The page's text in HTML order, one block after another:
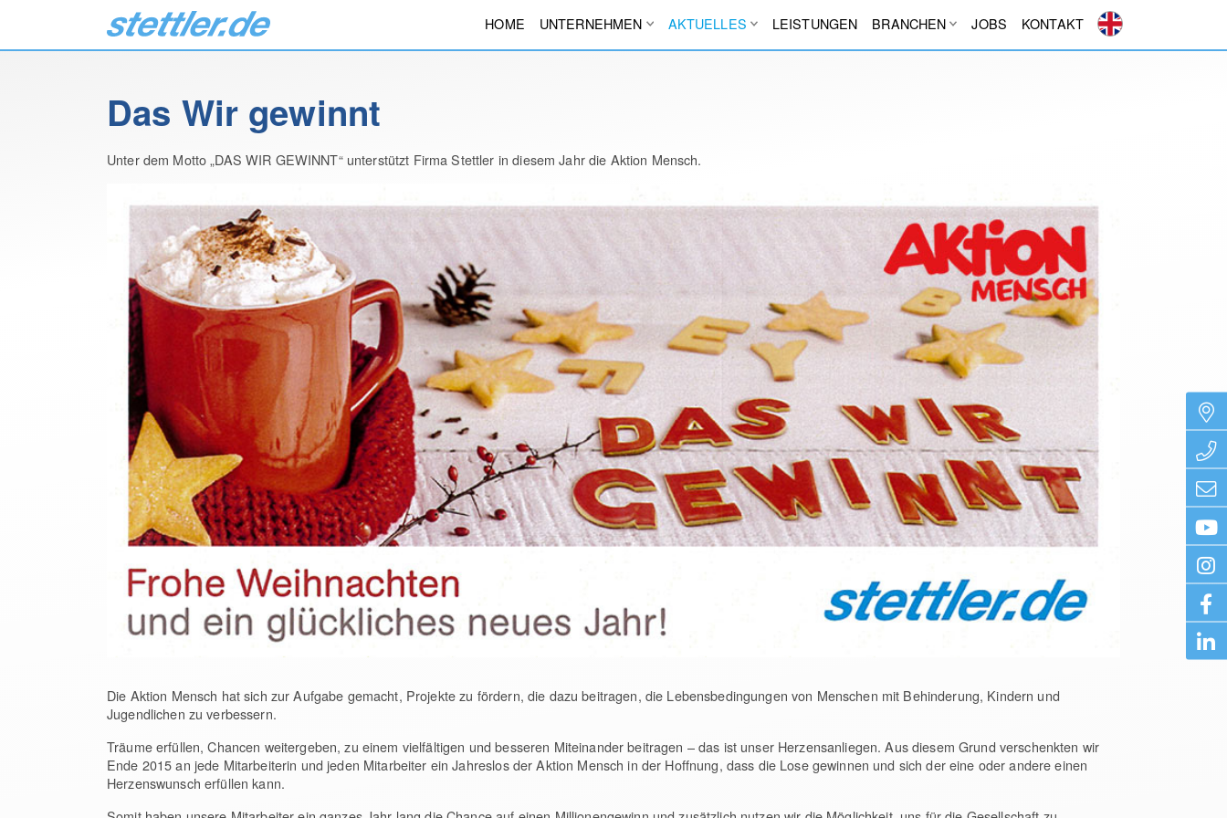
HOME UNTERNEHMEN AKTUELLES LEISTUNGEN BRANCHEN JOBS KONTAKT
Das Wir gewinnt
Unter dem Motto „DAS WIR GEWINNT“ unterstützt Firma Stettler in diesem Jahr die Aktion Mensch.
Die Aktion Mensch hat sich zur Aufgabe gemacht, Projekte zu fördern, die dazu beitragen, die Lebensbedingungen von Menschen mit Behinderung, Kindern und
Jugendlichen zu verbessern.
Träume erfüllen, Chancen weitergeben, zu einem vielfältigen und besseren Miteinander beitragen – das ist unser Herzensanliegen. Aus diesem Grund verschenkten wir
Ende 2015 an jede Mitarbeiterin und jeden Mitarbeiter ein Jahreslos der Aktion Mensch in der Hoffnung, dass die Lose gewinnen und sich der eine oder andere einen
Herzenswunsch erfüllen kann.